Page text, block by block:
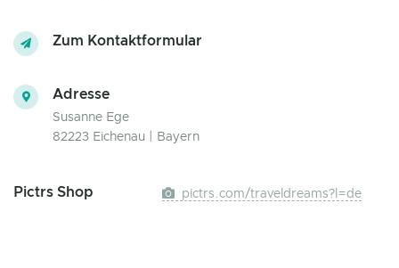
Zum Kontaktformular
Adresse
Susanne Ege
82223 Eichenau | Bayern
Pictrs Shop pictrs.com/traveldreams?l=de